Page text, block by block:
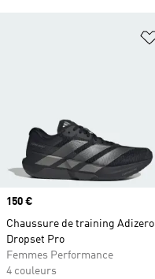
Prix
150 €
Chaussure de training Adizero
Dropset Pro
Femmes Performance
4 couleurs